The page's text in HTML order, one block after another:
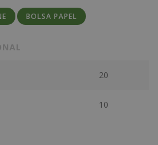
BOLSA PAPEL
20
10